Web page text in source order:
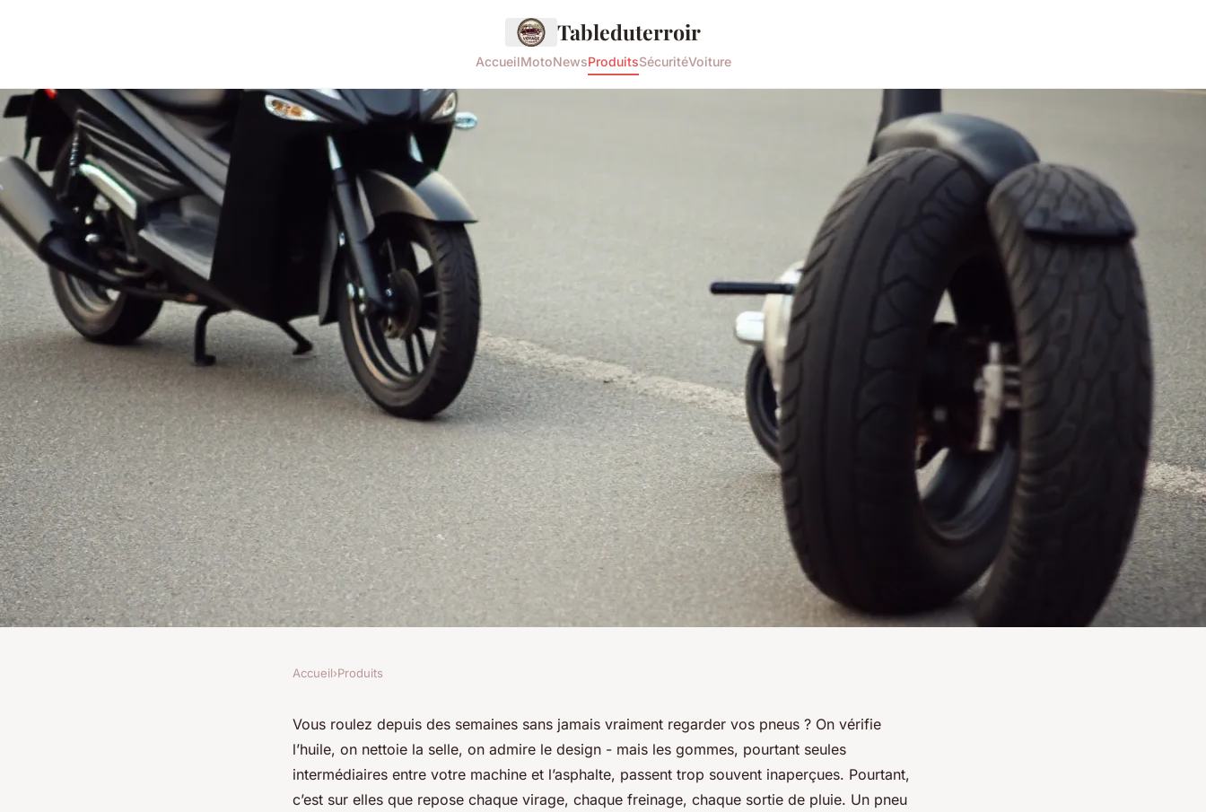
Tableduterroir
AccueilMotoNewsProduitsSécuritéVoiture
Top 5 pneus moto et scooter pour une
conduite sécurisée
Accueil›Produits
Vous roulez depuis des semaines sans jamais vraiment regarder vos pneus ? On vérifie
l’huile, on nettoie la selle, on admire le design - mais les gommes, pourtant seules
intermédiaires entre votre machine et l’asphalte, passent trop souvent inaperçues. Pourtant,
c’est sur elles que repose chaque virage, chaque freinage, chaque sortie de pluie. Un pneu